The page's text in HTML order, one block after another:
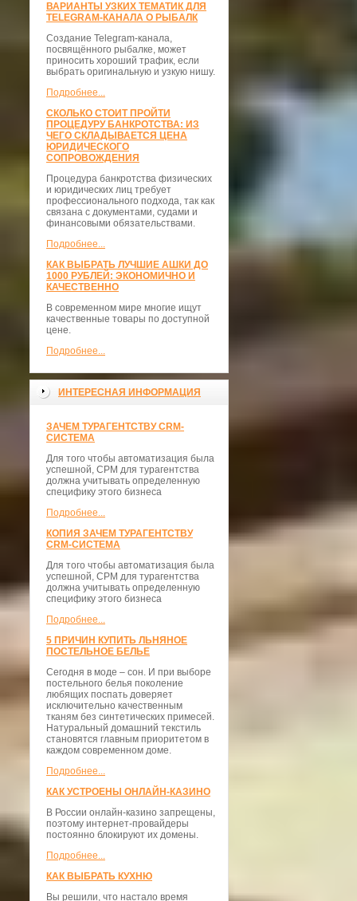
ВАРИАНТЫ УЗКИХ ТЕМАТИК ДЛЯ
TELEGRAM-КАНАЛА О РЫБАЛК
Создание Telegram-канала,
посвящённого рыбалке, может
приносить хороший трафик, если
выбрать оригинальную и узкую нишу.
Подробнее...
СКОЛЬКО СТОИТ ПРОЙТИ
ПРОЦЕДУРУ БАНКРОТСТВА: ИЗ
ЧЕГО СКЛАДЫВАЕТСЯ ЦЕНА
ЮРИДИЧЕСКОГО
СОПРОВОЖДЕНИЯ
Процедура банкротства физических
и юридических лиц требует
профессионального подхода, так как
связана с документами, судами и
финансовыми обязательствами.
Подробнее...
КАК ВЫБРАТЬ ЛУЧШИЕ АШКИ ДО
1000 РУБЛЕЙ: ЭКОНОМИЧНО И
КАЧЕСТВЕННО
В современном мире многие ищут
качественные товары по доступной
цене.
Подробнее...
ИНТЕРЕСНАЯ ИНФОРМАЦИЯ
ЗАЧЕМ ТУРАГЕНТСТВУ CRM-
СИСТЕМА
Для того чтобы автоматизация была
успешной, СРМ для турагентства
должна учитывать определенную
специфику этого бизнеса
Подробнее...
КОПИЯ ЗАЧЕМ ТУРАГЕНТСТВУ
CRM-СИСТЕМА
Для того чтобы автоматизация была
успешной, СРМ для турагентства
должна учитывать определенную
специфику этого бизнеса
Подробнее...
5 ПРИЧИН КУПИТЬ ЛЬНЯНОЕ
ПОСТЕЛЬНОЕ БЕЛЬЕ
Сегодня в моде – сон. И при выборе
постельного белья поколение
любящих поспать доверяет
исключительно качественным
тканям без синтетических примесей.
Натуральный домашний текстиль
становятся главным приоритетом в
каждом современном доме.
Подробнее...
КАК УСТРОЕНЫ ОНЛАЙН-КАЗИНО
В России онлайн-казино запрещены,
поэтому интернет-провайдеры
постоянно блокируют их домены.
Подробнее...
КАК ВЫБРАТЬ КУХНЮ
Вы решили, что настало время